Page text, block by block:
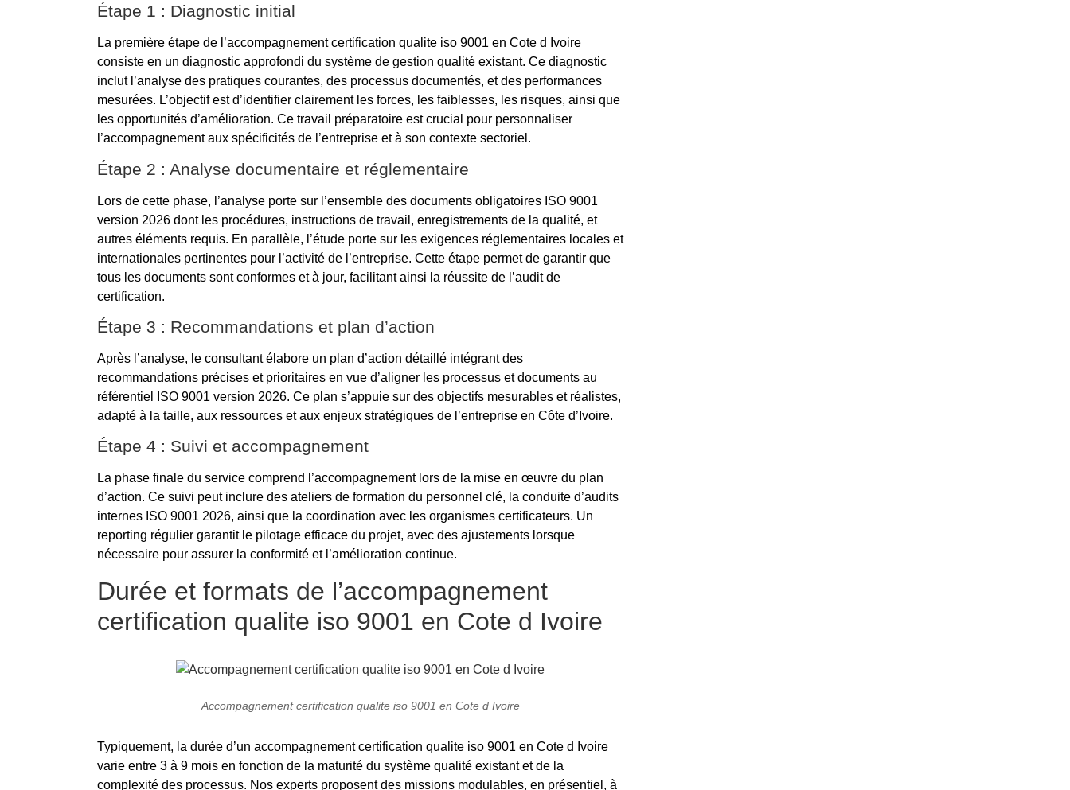
Étape 1 : Diagnostic initial
La première étape de l’accompagnement certification qualite iso 9001 en Cote d Ivoire
consiste en un diagnostic approfondi du système de gestion qualité existant. Ce diagnostic
inclut l’analyse des pratiques courantes, des processus documentés, et des performances
mesurées. L’objectif est d’identifier clairement les forces, les faiblesses, les risques, ainsi que
les opportunités d’amélioration. Ce travail préparatoire est crucial pour personnaliser
l’accompagnement aux spécificités de l’entreprise et à son contexte sectoriel.
Étape 2 : Analyse documentaire et réglementaire
Lors de cette phase, l’analyse porte sur l’ensemble des documents obligatoires ISO 9001
version 2026 dont les procédures, instructions de travail, enregistrements de la qualité, et
autres éléments requis. En parallèle, l’étude porte sur les exigences réglementaires locales et
internationales pertinentes pour l’activité de l’entreprise. Cette étape permet de garantir que
tous les documents sont conformes et à jour, facilitant ainsi la réussite de l’audit de
certification.
Étape 3 : Recommandations et plan d’action
Après l’analyse, le consultant élabore un plan d’action détaillé intégrant des
recommandations précises et prioritaires en vue d’aligner les processus et documents au
référentiel ISO 9001 version 2026. Ce plan s’appuie sur des objectifs mesurables et réalistes,
adapté à la taille, aux ressources et aux enjeux stratégiques de l’entreprise en Côte d’Ivoire.
Étape 4 : Suivi et accompagnement
La phase finale du service comprend l’accompagnement lors de la mise en œuvre du plan
d’action. Ce suivi peut inclure des ateliers de formation du personnel clé, la conduite d’audits
internes ISO 9001 2026, ainsi que la coordination avec les organismes certificateurs. Un
reporting régulier garantit le pilotage efficace du projet, avec des ajustements lorsque
nécessaire pour assurer la conformité et l’amélioration continue.
Durée et formats de l’accompagnement
certification qualite iso 9001 en Cote d Ivoire
Accompagnement certification qualite iso 9001 en Cote d Ivoire
Typiquement, la durée d’un accompagnement certification qualite iso 9001 en Cote d Ivoire
varie entre 3 à 9 mois en fonction de la maturité du système qualité existant et de la
complexité des processus. Nos experts proposent des missions modulables, en présentiel, à